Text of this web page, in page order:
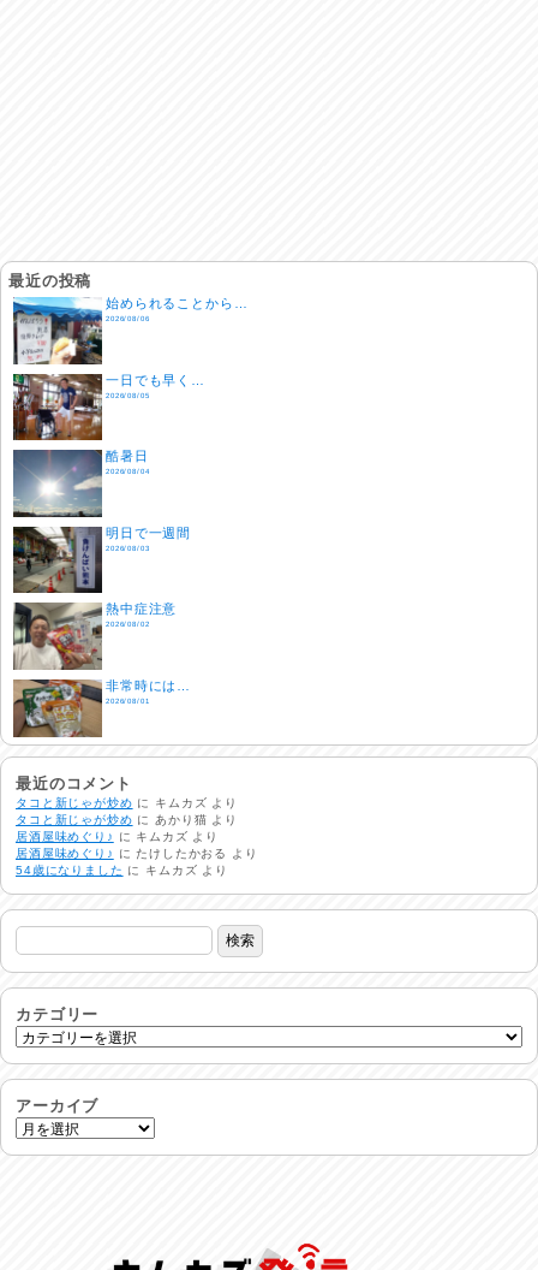
最近の投稿
始められることから…
2026/08/06
一日でも早く…
2026/08/05
酷暑日
2026/08/04
明日で一週間
2026/08/03
熱中症注意
2026/08/02
非常時には…
2026/08/01
生活支援情報
2026/07/31
24時間体制
2026/07/30
命を守る行動を…
2026/07/29
土用丑の日♪
反省会♪
2026/07/27
呑めや喋れや！
2026/07/26
最近のコメント
タコと新じゃが炒め に キムカズ より
タコと新じゃが炒め にあかり猫 より
居酒屋味めぐり♪
に キムカズ より
居酒屋味めぐり♪
にたけしたかおる
より
54歳になりました に キムカズ より
カテゴリー
アーカイブ